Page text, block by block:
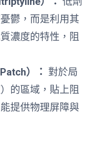
鬱，而是利用其
濃度的特性，阻
）： 對於局
的區域，貼上阻
提供物理屏障與